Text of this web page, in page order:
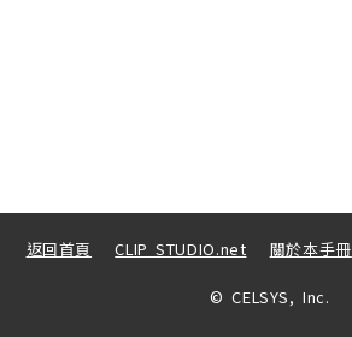
返回首頁 CLIP STUDIO.net 關於本手冊
© CELSYS, Inc.